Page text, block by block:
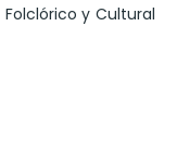
y Cultural